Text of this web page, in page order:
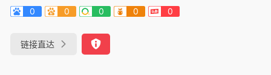
0 0 0 0 0
链接直达